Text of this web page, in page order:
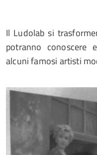
Il Ludolab si
potranno conoscere
alcuni famosi artisti